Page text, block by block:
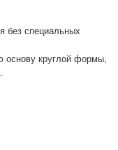
без специальных
основу круглой формы,